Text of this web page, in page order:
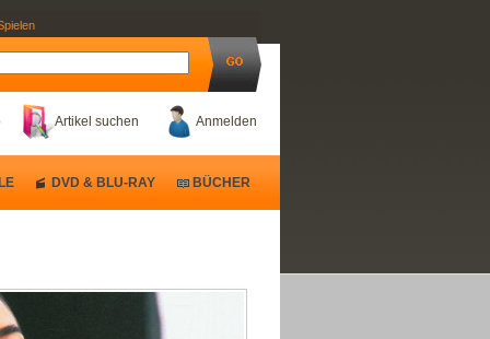
Anmelden
Artikel suchen
DVD & BLU-RAY BÜCHER